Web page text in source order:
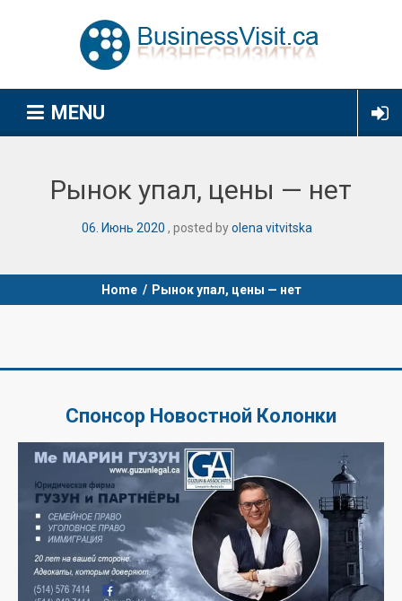
MENU
Рынок упал, цены — нет
06 Июнь 2020 posted byolena vitvitska
Home / Рынок упал, цены — нет
Спонсор Новостной Колонки